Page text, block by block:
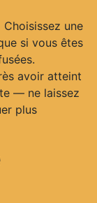
Choisissez une
si vous êtes
avoir atteint
— ne laissez
plus